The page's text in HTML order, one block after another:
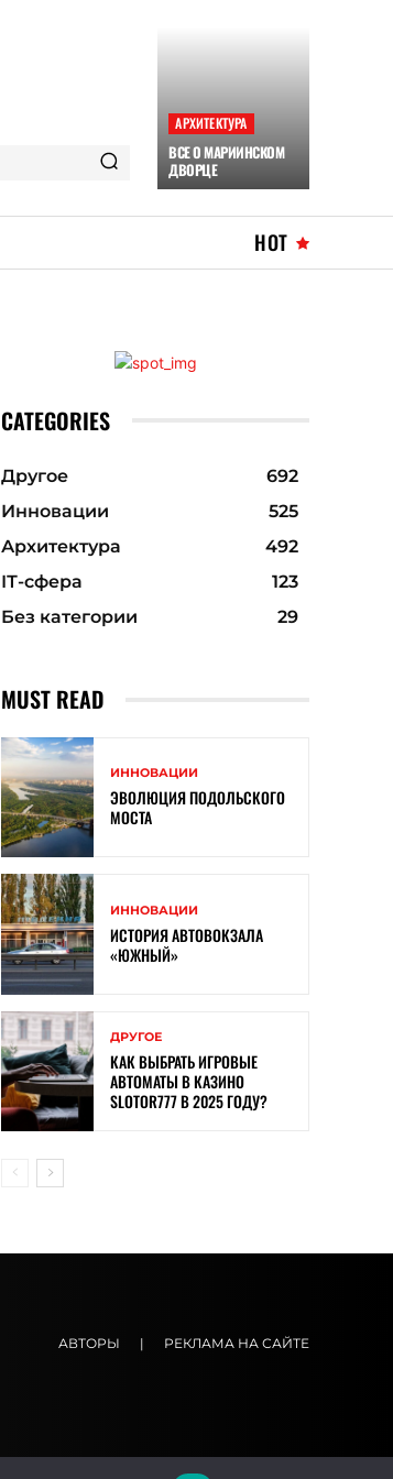
АРХИТЕКТУРА
ВСЕ О МАРИИНСКОМ
ДВОРЦЕ
HOT
CATEGORIES
Другое
692
Инновации
525
Архитектура
492
ІТ-сфера
123
Без категории
29
MUST READ
ИННОВАЦИИ
ЭВОЛЮЦИЯ ПОДОЛЬСКОГО
МОСТА
ИННОВАЦИИ
ИСТОРИЯ АВТОВОКЗАЛА
«ЮЖНЫЙ»
ДРУГОЕ
КАК ВЫБРАТЬ ИГРОВЫЕ
АВТОМАТЫ В КАЗИНО
SLOTOR777 В 2025 ГОДУ?
АВТОРЫ | РЕКЛАМА НА САЙТЕ